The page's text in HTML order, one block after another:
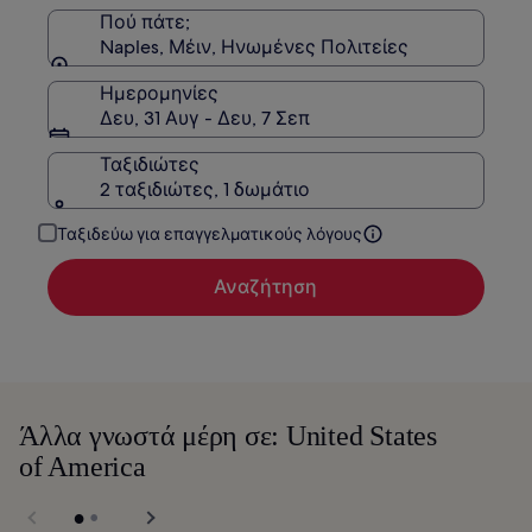
τιμή.
Πού πάτε;
Naples, Μέιν, Ηνωμένες Πολιτείες
Ημερομηνίες
Δευ, 31 Αυγ - Δευ, 7 Σεπ
Ταξιδιώτες
2 ταξιδιώτες, 1 δωμάτιο
Ταξιδεύω για επαγγελματικούς λόγους
Αναζήτηση
Άλλα γνωστά μέρη σε: United States
of America